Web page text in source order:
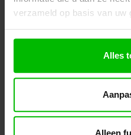
verzameld op basis van uw
Alles
Ruime
entree in grote ruimtes.